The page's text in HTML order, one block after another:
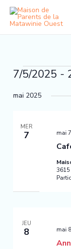
Aller
contenu
Évènements
7/5/2025 -
une
mai 2025
MER
7 mai
JEU
8 mai